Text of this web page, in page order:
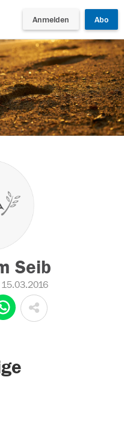
Anmelden Abo
Seib
15.03.2016